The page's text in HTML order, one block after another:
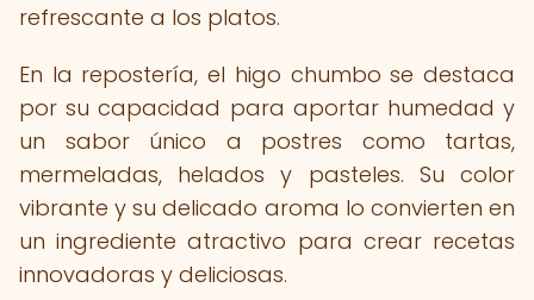
refrescante a los platos.
En la repostería, el higo chumbo se destaca
por su capacidad para aportar humedad y
un sabor único a postres como tartas,
mermeladas, helados y pasteles. Su color
vibrante y su delicado aroma lo convierten en
un ingrediente atractivo para crear recetas
innovadoras y deliciosas.